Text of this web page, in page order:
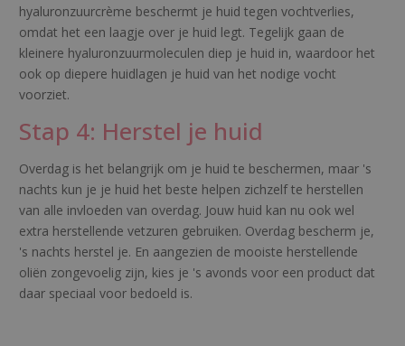
hyaluronzuurcrème beschermt je huid tegen vochtverlies,
omdat het een laagje over je huid legt. Tegelijk gaan de
kleinere hyaluronzuurmoleculen diep je huid in, waardoor het
ook op diepere huidlagen je huid van het nodige vocht
voorziet.
Stap 4: Herstel je huid
Overdag is het belangrijk om je huid te beschermen, maar 's
nachts kun je je huid het beste helpen zichzelf te herstellen
van alle invloeden van overdag. Jouw huid kan nu ook wel
extra herstellende vetzuren gebruiken. Overdag bescherm je,
's nachts herstel je. En aangezien de mooiste herstellende
oliën zongevoelig zijn, kies je 's avonds voor een product dat
daar speciaal voor bedoeld is.